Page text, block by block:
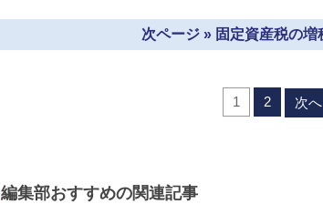
次ページ » 固定資産税の増
1 2 次へ
編集部おすすめの関連記事